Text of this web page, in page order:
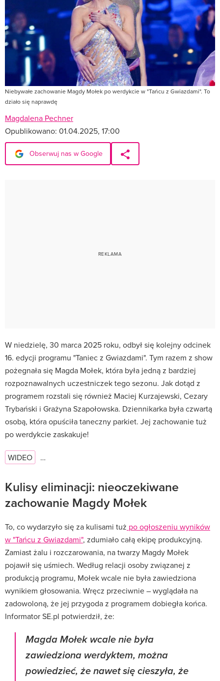
Niebywałe zachowanie Magdy Mołek po werdykcie w "Tańcu z Gwiazdami". To
działo się naprawdę
Magdalena Pechner
Opublikowano: 01.04.2025, 17:00
Obserwuj nas w Google
W niedzielę, 30 marca 2025 roku, odbył się kolejny odcinek
16. edycji programu "Taniec z Gwiazdami". Tym razem z show
pożegnała się Magda Mołek, która była jedną z bardziej
rozpoznawalnych uczestniczek tego sezonu. Jak dotąd z
programem rozstali się również Maciej Kurzajewski, Cezary
Trybański i Grażyna Szapołowska. Dziennikarka była czwartą
osobą, która opuściła taneczny parkiet. Jej zachowanie tuż
po werdykcie zaskakuje!
WIDEO …
Kulisy eliminacji: nieoczekiwane
zachowanie Magdy Mołek
To, co wydarzyło się za kulisami tuż po ogłoszeniu wyników
w "Tańcu z Gwiazdami", zdumiało całą ekipę produkcyjną.
Zamiast żalu i rozczarowania, na twarzy Magdy Mołek
pojawił się uśmiech. Według relacji osoby związanej z
produkcją programu, Mołek wcale nie była zawiedziona
wynikiem głosowania. Wręcz przeciwnie – wyglądała na
zadowoloną, że jej przygoda z programem dobiegła końca.
Informator SE.pl potwierdził, że:
Magda Mołek wcale nie była
zawiedziona werdyktem, można
powiedzieć, że nawet się cieszyła, że